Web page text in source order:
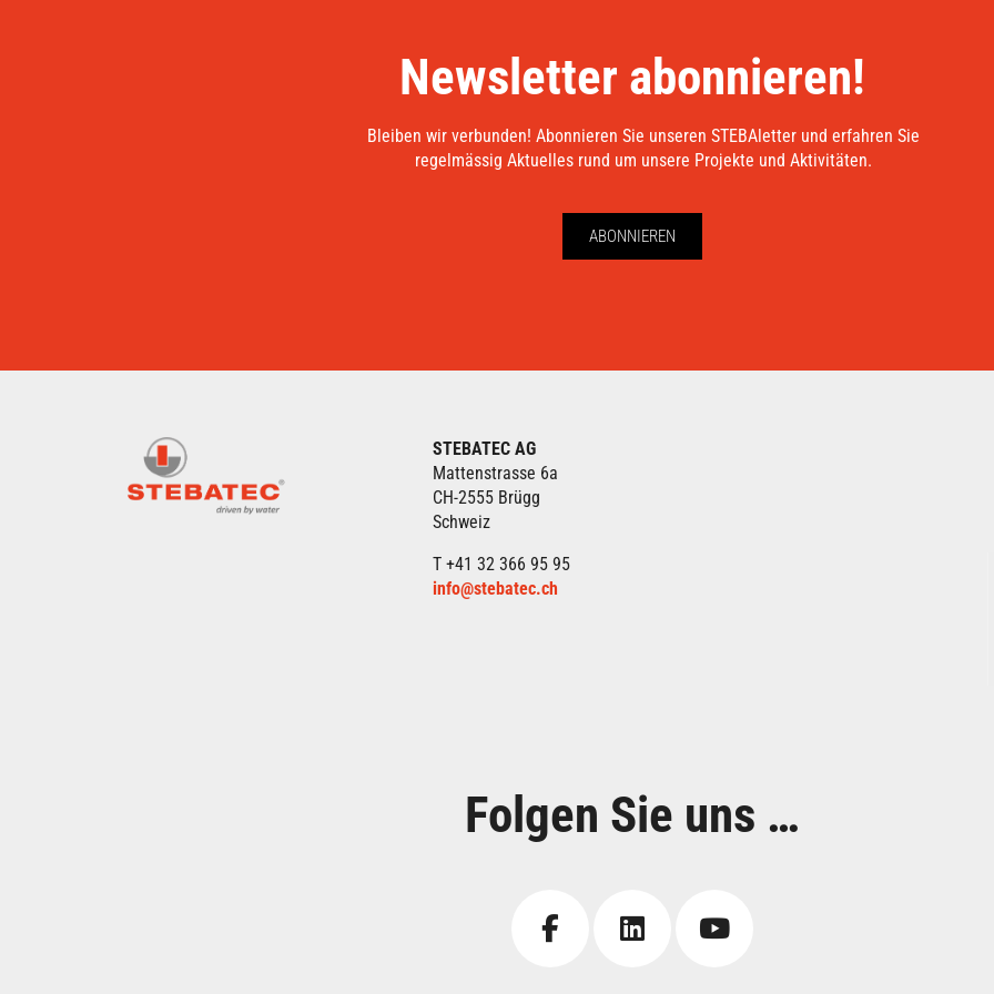
Newsletter abonnieren!
Bleiben wir verbunden! Abonnieren Sie unseren STEBAletter und erfahren Sie
regelmässig Aktuelles rund um unsere Projekte und Aktivitäten.
ABONNIEREN
STEBATEC AG
Mattenstrasse 6a
CH-2555 Brügg
Schweiz
T +41 32 366 95 95
info@stebatec.ch
Folgen Sie uns …